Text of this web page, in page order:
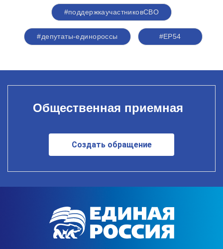
#поддержкаучастниковСВО
#депутаты-единороссы #ЕР54
Общественная приемная
Создать обращение